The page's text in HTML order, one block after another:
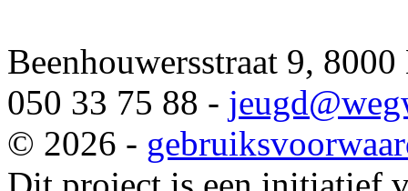
Beenhouwersstraat 9,
050 33 75 88 - jeugd
© 2026 -